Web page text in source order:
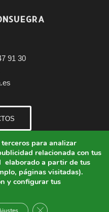
91 30
| Portal municipal.
para analizar
relacionada con tus
elaborado a partir de tus
páginas visitadas).
y configurar tus
Cerrar el banner de